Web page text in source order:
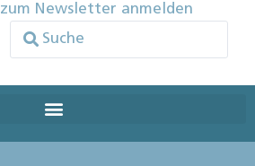
zum Newsletter anmelden